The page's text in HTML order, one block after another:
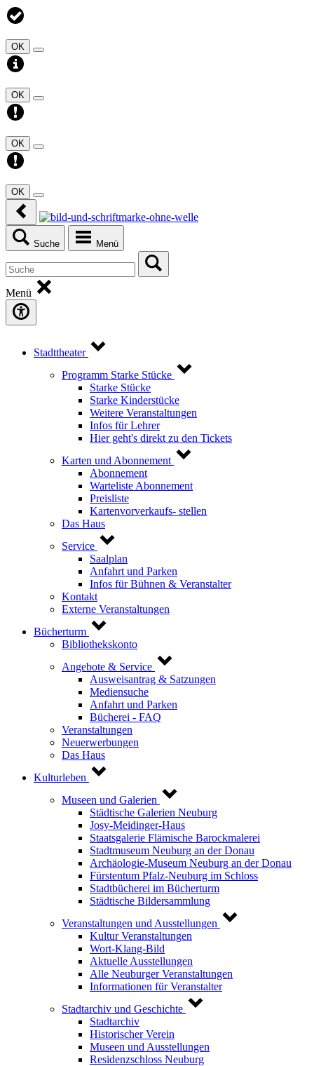
OK
OK
OK
OK
Suche Menü
Menü
Stadttheater
Programm Starke Stücke
Starke Stücke
Starke Kinderstücke
Weitere Veranstaltungen
Infos für Lehrer
Hier geht's direkt zu den Tickets
Karten und Abonnement
Abonnement
Warteliste Abonnement
Preisliste
Kartenvorverkaufs- stellen
Das Haus
Service
Saalplan
Anfahrt und Parken
Infos für Bühnen & Veranstalter
Kontakt
Externe Veranstaltungen
Bücherturm
Bibliothekskonto
Angebote & Service
Ausweisantrag & Satzungen
Mediensuche
Anfahrt und Parken
Bücherei - FAQ
Veranstaltungen
Neuerwerbungen
Das Haus
Kulturleben
Museen und Galerien
Städtische Galerien Neuburg
Josy-Meidinger-Haus
Staatsgalerie Flämische Barockmalerei
Stadtmuseum Neuburg an der Donau
Archäologie-Museum Neuburg an der Donau
Fürstentum Pfalz-Neuburg im Schloss
Stadtbücherei im Bücherturm
Städtische Bildersammlung
Veranstaltungen und Ausstellungen
Kultur Veranstaltungen
Wort-Klang-Bild
Aktuelle Ausstellungen
Alle Neuburger Veranstaltungen
Informationen für Veranstalter
Stadtarchiv und Geschichte
Stadtarchiv
Historischer Verein
Museen und Ausstellungen
Residenzschloss Neuburg